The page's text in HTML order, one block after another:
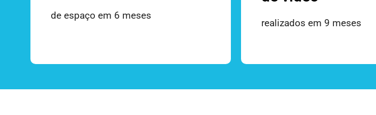
de espaço em 6 meses
realizados em 9 meses